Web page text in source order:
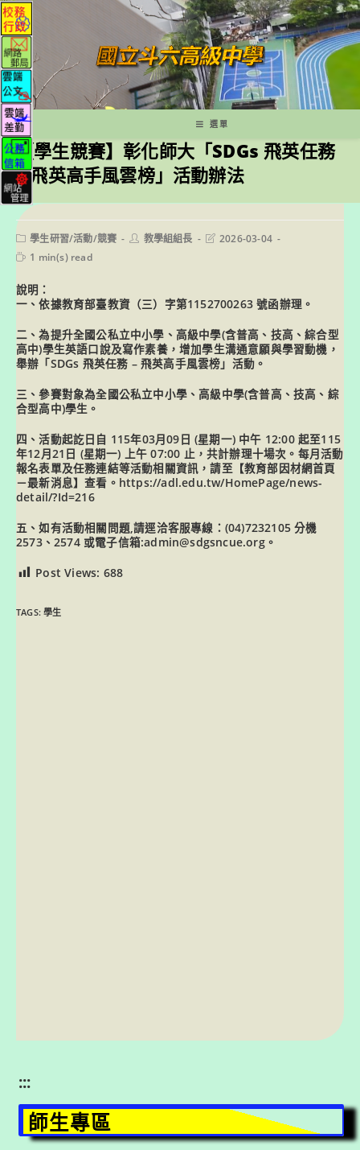
跳
轉
至
主
要
內
容
選單
【學生競賽】彰化師大「SDGs 飛英任務
– 飛英高手風雲榜」活動辦法
Post
category:
學生研習/活動/競賽
Post教學組組長
Post2026-03-04
Reading
1 min(s) read
說明：
一、依據教育部臺教資（三）字第1152700263 號函辦理。
二、為提升全國公私立中小學、高級中學(含普高、技高、綜合型
高中)學生英語口說及寫作素養，增加學生溝通意願與學習動機，
舉辦「SDGs 飛英任務 – 飛英高手風雲榜」活動。
三、參賽對象為全國公私立中小學、高級中學(含普高、技高、綜
合型高中)學生。
四、活動起訖日自 115年03月09日 (星期一) 中午 12:00 起至115
年12月21日 (星期一) 上午 07:00 止，共計辦理十場次。每月活動
報名表單及任務連結等活動相關資訊，請至【教育部因材網首頁
－最新消息】查看。https://adl.edu.tw/HomePage/news-
detail/?Id=216
五、如有活動相關問題,請逕洽客服專線：(04)7232105 分機
2573、2574 或電子信箱:admin@sdgsncue.org。
Post Views: 688
TAGS:學生
:::
師生專區